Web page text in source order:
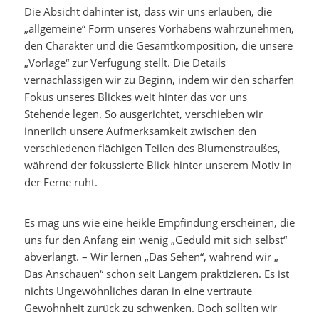
Die Absicht dahinter ist, dass wir uns erlauben, die
„allgemeine“ Form unseres Vorhabens wahrzunehmen,
den Charakter und die Gesamtkomposition, die unsere
„Vorlage“ zur Verfügung stellt. Die Details
vernachlässigen wir zu Beginn, indem wir den scharfen
Fokus unseres Blickes weit hinter das vor uns
Stehende legen. So ausgerichtet, verschieben wir
innerlich unsere Aufmerksamkeit zwischen den
verschiedenen flächigen Teilen des Blumenstraußes,
während der fokussierte Blick hinter unserem Motiv in
der Ferne ruht.
Es mag uns wie eine heikle Empfindung erscheinen, die
uns für den Anfang ein wenig „Geduld mit sich selbst“
abverlangt. – Wir lernen „Das Sehen“, während wir „
Das Anschauen“ schon seit Langem praktizieren. Es ist
nichts Ungewöhnliches daran in eine vertraute
Gewohnheit zurück zu schwenken. Doch sollten wir